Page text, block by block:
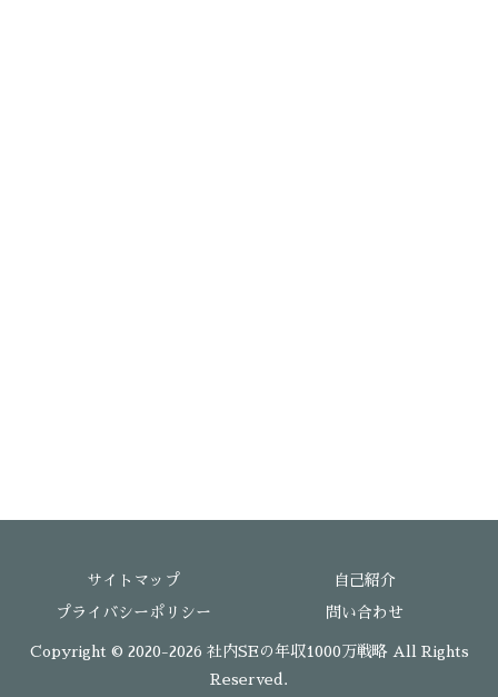
サイトマップ 自己紹介
プライバシーポリシー 問い合わせ
Copyright © 2020-2026 社内SEの年収1000万戦略 All Rights
Reserved.